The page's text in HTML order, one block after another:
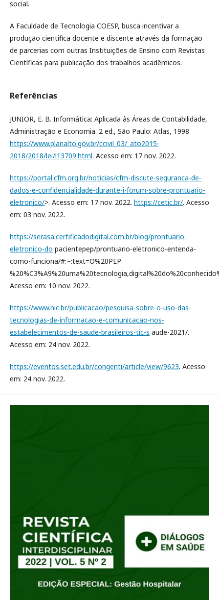
social.
A Faculdade de Tecnologia COESP, busca incentivar a
produção cientifica docente e discente através da formação
de parcerias com outras Instituições de Ensino com Revistas
Científicas para publicação dos trabalhos acadêmicos.
Referências
JUNIOR, E. B. Informática: Aplicada às Áreas de Contabilidade,
Administração e Economia. 2 ed., São Paulo: Atlas, 1998
https://www.planalto.gov.br/ccivil_03/_ato2015-
2018/2018/lei/l13709.html. Acesso em: 17 nov. 2022.
https://portal.cfm.org.br/noticias/cfm-discute-seguranca-de-
dados-e-confidencialidade-durante-i-forum-sobre-prontuario-
eletronico/>. Acesso em: 17 nov. 2022. https://cetic.br/. Acesso
em: 03 nov. 2022.
https://serasa.certificadodigital.com.br/blog/prontuario-
eletronico-do pacientepep/prontuario-eletronico-entenda-
como-funciona/#:~:text=O%20PEP
Acesso em: 10 nov. 2022.
https://www.nic.br/publicacao/pesquisa-sobre-o-uso-das-
tecnologias-de-informacao-e-comunicacao-nos-
estabelecimentos-de-saude-brasileiros-tic-s aude-2021/.
Acesso em: 24 nov. 2022.
https://eventos.set.edu.br/congenti/article/view/9623. Acesso
em: 24 nov. 2022.